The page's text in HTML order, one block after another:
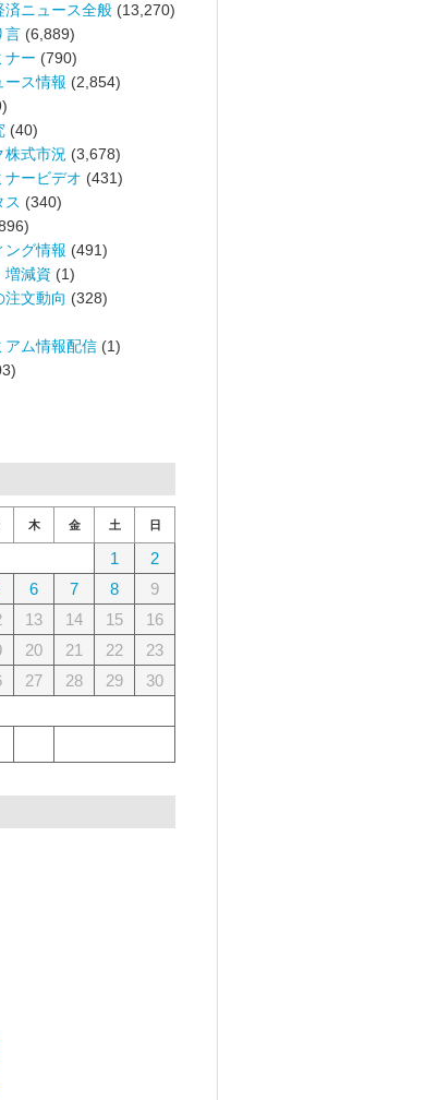
済ニュース全般 (13,270)
言 (6,889)
ナー (790)
ース情報 (2,854)
(40)
株式市況 (3,678)
ナービデオ (431)
ス (340)
ング情報 (491)
増減資 (1)
注文動向 (328)
アム情報配信 (1)
木 金 土 日
1
2
6 7 8
9
13 14 15
16
20 21 22
23
27 28 29
30